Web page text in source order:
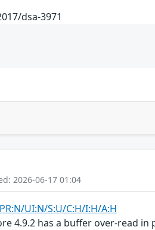
dsa-3971
2026-06-17 01:04
UI:N/S:U/C:H/I:H/A:H
4.9.2 has a buffer over-read in